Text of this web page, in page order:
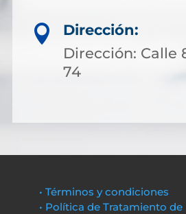

Dirección:
Dirección: Calle
74
• Términos y condiciones
• Política de Tratamiento de